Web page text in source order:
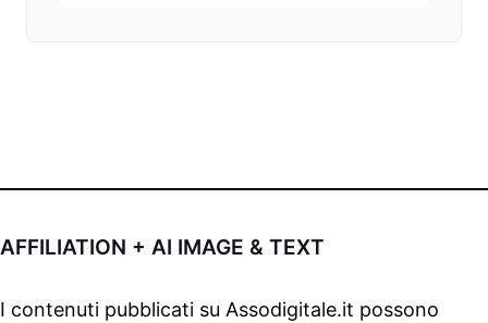
AFFILIATION + AI IMAGE & TEXT
I contenuti pubblicati su Assodigitale.it possono